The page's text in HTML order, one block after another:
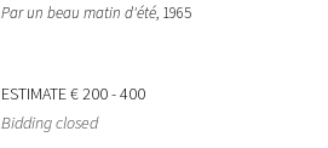
Par un beau matin d'été, 1965
ESTIMATE€ 200 - 400
Bidding closed